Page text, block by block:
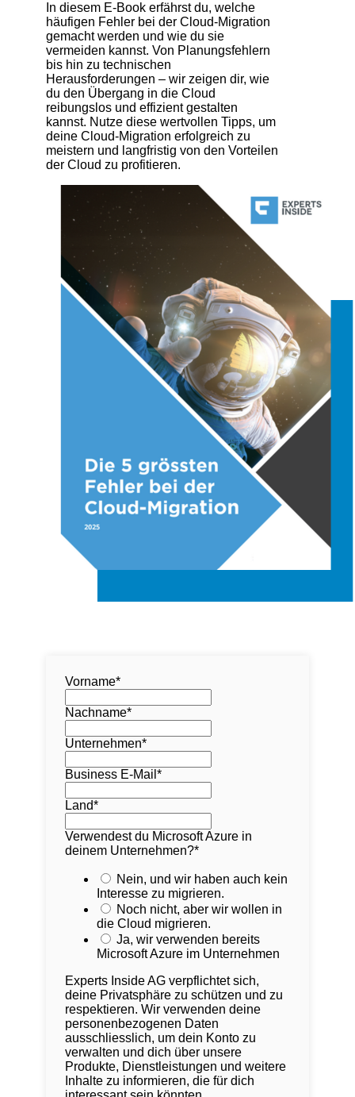
In diesem E-Book erfährst du, welche
häufigen Fehler bei der Cloud-Migration
gemacht werden und wie du sie
vermeiden kannst. Von Planungsfehlern
bis hin zu technischen
Herausforderungen – wir zeigen dir, wie
du den Übergang in die Cloud
reibungslos und effizient gestalten
kannst. Nutze diese wertvollen Tipps, um
deine Cloud-Migration erfolgreich zu
meistern und langfristig von den Vorteilen
der Cloud zu profitieren.
Vorname*
Nachname*
Unternehmen*
Business E-Mail *
Land*
Verwendest du Microsoft Azure in
deinem Unternehmen?*
Nein, und wir haben auch kein
Interesse zu migrieren.
Noch nicht, aber wir wollen in
die Cloud migrieren.
Ja, wir verwenden bereits
Microsoft Azure im Unternehmen
Experts Inside AG verpflichtet sich,
deine Privatsphäre zu schützen und zu
respektieren. Wir verwenden deine
personenbezogenen Daten
ausschliesslich, um dein Konto zu
verwalten und dich über unsere
Produkte, Dienstleistungen und weitere
Inhalte zu informieren, die für dich